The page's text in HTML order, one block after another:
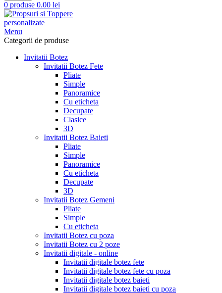
0 produse 0.00 lei
Menu
Categorii de produse
Invitatii Botez
Invitatii Botez Fete
Pliate
Simple
Panoramice
Cu eticheta
Decupate
Clasice
3D
Invitatii Botez Baieti
Pliate
Simple
Panoramice
Cu eticheta
Decupate
3D
Invitatii Botez Gemeni
Pliate
Simple
Cu eticheta
Invitatii Botez cu poza
Invitatii Botez cu 2 poze
Invitatii digitale - online
Invitatii digitale botez fete
Invitatii digitale botez fete cu poza
Invitatii digitale botez baieti
Invitatii digitale botez baieti cu poza